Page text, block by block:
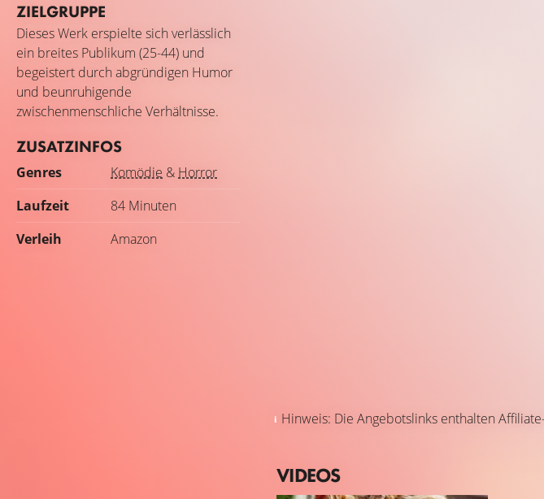
ZIELGRUPPE
Dieses Werk erspielte sich verlässlich
ein breites Publikum (25-44) und
begeistert durch abgründigen Humor
und beunruhigende
zwischenmenschliche Verhältnisse.
ZUSATZINFOS
Genres Komödie & Horror
Laufzeit
84 Minuten
Verleih
Amazon
Hinweis: Die Angebotslinks enthalten
VIDEOS